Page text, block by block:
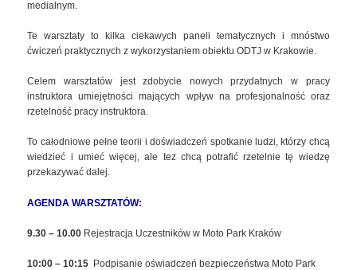
medialnym.
Te warsztaty to kilka ciekawych paneli tematycznych i mnóstwo
ćwiczeń praktycznych z wykorzystaniem obiektu ODTJ w Krakowie.
Celem warsztatów jest zdobycie nowych przydatnych w pracy
instruktora umiejętności mających wpływ na profesjonalność oraz
rzetelność pracy instruktora.
To całodniowe pełne teorii i doświadczeń spotkanie ludzi, którzy chcą
wiedzieć i umieć więcej, ale tez chcą potrafić rzetelnie tę wiedzę
przekazywać dalej.
AGENDA WARSZTATÓW:
9.30 – 10.00 Rejestracja Uczestników w Moto Park Kraków
10:00 – 10:15 Podpisanie oświadczeń bezpieczeństwa Moto Park